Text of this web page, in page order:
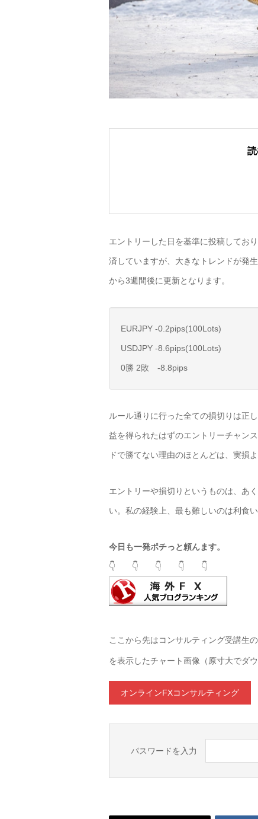
エントリーした日を基準に投稿してお
済していますが、大きなトレンドが発
から3週間後に更新となります。
EURJPY -0.2pips(100Lots)
USDJPY -8.6pips(100Lots)
0勝 2敗 -8.8pips
ルール通りに行った全ての損切りは正
益を得られたはずのエントリーチャン
ドで勝てない理由のほとんどは、実損
エントリーや損切りというものは、あ
い。私の経験上、最も難しいのは利食い
今日も一発ポチっと頼んます。
👇 👇 👇 👇 👇
ここから先はコンサルティング受講生
を表示したチャート画像（原寸大でダ
オンラインFXコンサルティング
パスワードを入力